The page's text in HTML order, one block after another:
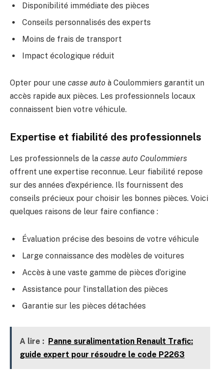
Disponibilité immédiate des pièces
Conseils personnalisés des experts
Moins de frais de transport
Impact écologique réduit
Opter pour une casse auto à Coulommiers garantit un
accès rapide aux pièces. Les professionnels locaux
connaissent bien votre véhicule.
Expertise et fiabilité des professionnels
Les professionnels de la casse auto Coulommiers
offrent une expertise reconnue. Leur fiabilité repose
sur des années d’expérience. Ils fournissent des
conseils précieux pour choisir les bonnes pièces. Voici
quelques raisons de leur faire confiance :
Évaluation précise des besoins de votre véhicule
Large connaissance des modèles de voitures
Accès à une vaste gamme de pièces d’origine
Assistance pour l’installation des pièces
Garantie sur les pièces détachées
A lire : Panne suralimentation Renault Trafic:
guide expert pour résoudre le code P2263